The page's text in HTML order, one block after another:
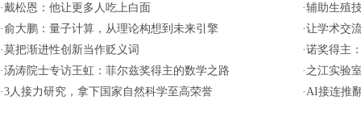
·戴松恩：他让更多人吃上白面
·俞大鹏：量子计算，从理论构想到未来引擎
·莫把渐进性创新当作贬义词
·汤涛院士专访王虹：菲尔兹奖得主的数学之路
·3人接力研究，拿下国家自然科学至高荣誉
·辅助生殖
·让学术交
·诺奖得主
· 之江实验
·AI接连推